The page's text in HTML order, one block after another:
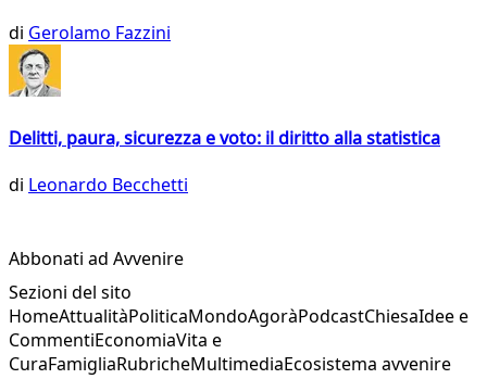
di Gerolamo Fazzini
Delitti, paura, sicurezza e voto: il diritto alla statistica
di Leonardo Becchetti
Abbonati ad Avvenire
Sezioni del sito
HomeAttualitàPoliticaMondoAgoràPodcastChiesaIdee e
CommentiEconomiaVita e
CuraFamigliaRubricheMultimediaEcosistema avvenire